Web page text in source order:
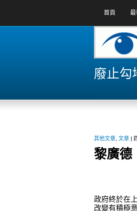
首頁
廢止勾
其他文章 文章 |
黎廣德
政府終於在
改變有積極